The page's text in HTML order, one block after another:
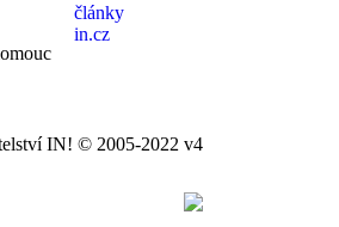
IN! © 2005-2022 v4